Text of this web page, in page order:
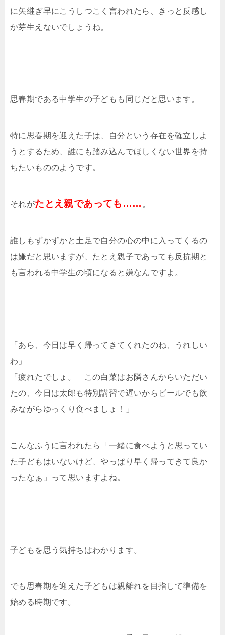
に矢継ぎ早にこうしつこく言われたら、きっと反感し
か芽生えないでしょうね。
思春期である中学生の子どもも同じだと思います。
特に思春期を迎えた子は、自分という存在を確立しよ
うとするため、誰にも踏み込んでほしくない世界を持
ちたいもののようです。
それがたとえ親であっても…… 。
誰しもずかずかと土足で自分の心の中に入ってくるの
は嫌だと思いますが、たとえ親子であっても反抗期と
も言われる中学生の頃になると嫌なんですよ。
「あら、今日は早く帰ってきてくれたのね、うれしい
わ」
「疲れたでしょ。 この白菜はお隣さんからいただい
たの、今日は太郎も特別講習で遅いからビールでも飲
みながらゆっくり食べましょ！」
こんなふうに言われたら「一緒に食べようと思ってい
た子どもはいないけど、やっぱり早く帰ってきて良か
ったなぁ」って思いますよね。
子どもを思う気持ちはわかります。
でも思春期を迎えた子どもは親離れを目指して準備を
始める時期です。